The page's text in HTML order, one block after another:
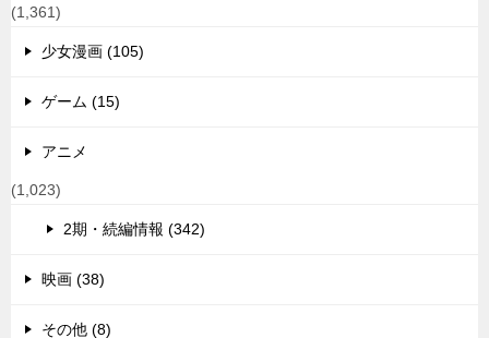
(1,361)
少女漫画 (105)
ゲーム (15)
アニメ
(1,023)
2期・続編情報 (342)
映画 (38)
その他 (8)